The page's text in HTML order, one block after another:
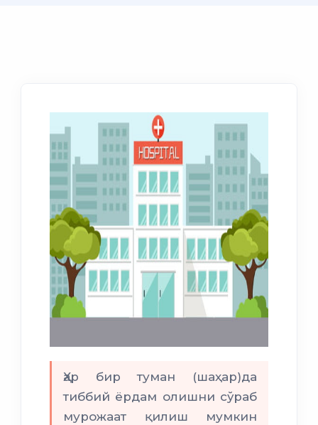
Ҳар бир туман (шаҳар)да
тиббий ёрдам олишни сўраб
мурожаат қилиш мумкин